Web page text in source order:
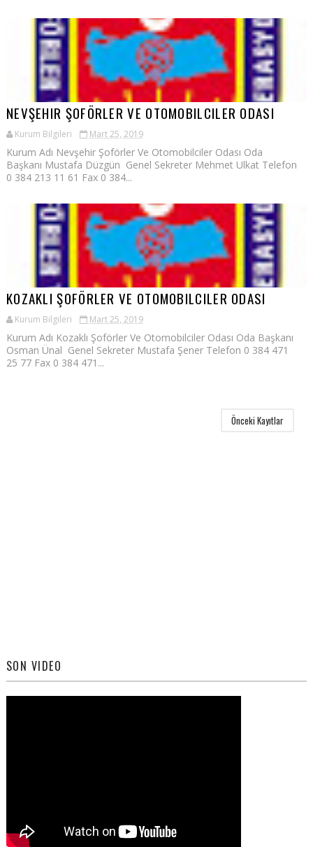
NEVŞEHIR ŞOFÖRLER VE OTOMOBILCILER ODASI
Kurum Bilgileri Mart 25, 2019
Kurum Adı Nevşehir Şoförler Ve Otomobilciler Odası Oda
Başkanı Mustafa Düzgün Genel Sekreter Mehmet Ulkat Telefon
0 384 213 11 61 Fax 0 384...
KOZAKLI ŞOFÖRLER VE OTOMOBILCILER ODASI
Kurum Bilgileri Mart 25, 2019
Kurum Adı Kozaklı Şoförler Ve Otomobilciler Odası Oda Başkanı
Osman Ünal Genel Sekreter Mustafa Şener Telefon 0 384 471
25 77 Fax 0 384 471...
Önceki Kayıtlar
SON VIDEO